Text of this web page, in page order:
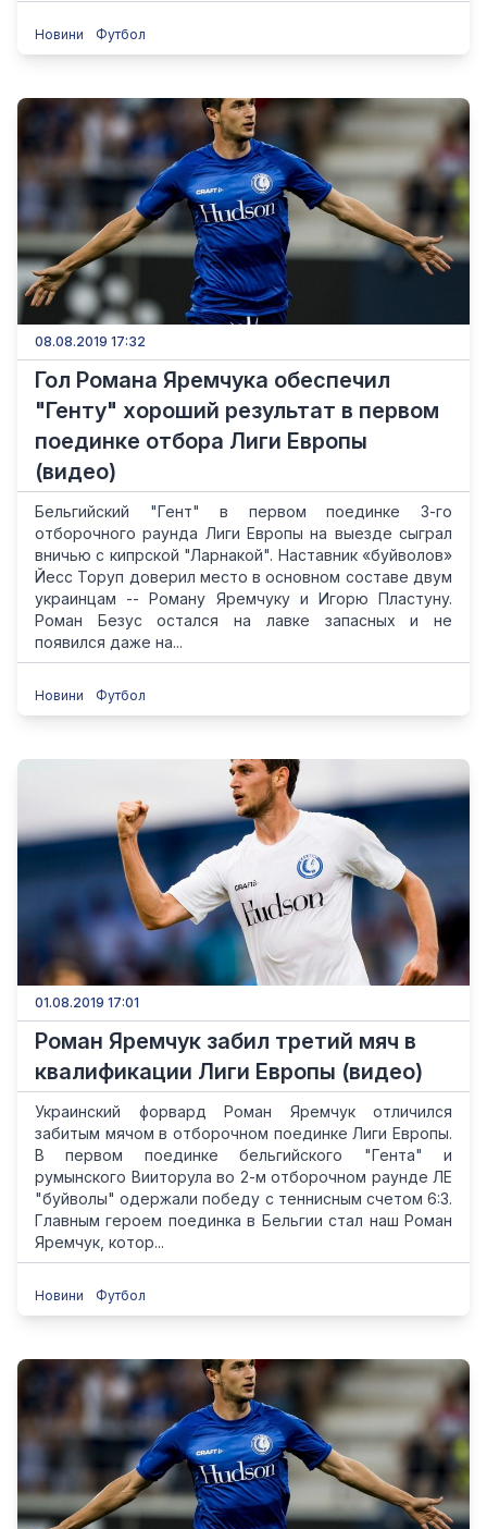
Новини Футбол
08.08.2019 17:32
Гол Романа Яремчука обеспечил
"Генту" хороший результат в первом
поединке отбора Лиги Европы
(видео)
Бельгийский "Гент" в первом поединке 3-го
отборочного раунда Лиги Европы на выезде сыграл
вничью с кипрской "Ларнакой". Наставник «буйволов»
Йесс Торуп доверил место в основном составе двум
украинцам -- Роману Яремчуку и Игорю Пластуну.
Роман Безус остался на лавке запасных и не
появился даже на...
Новини Футбол
01.08.2019 17:01
Роман Яремчук забил третий мяч в
квалификации Лиги Европы (видео)
Украинский форвард Роман Яремчук отличился
забитым мячом в отборочном поединке Лиги Европы.
В первом поединке бельгийского "Гента" и
румынского Вииторула во 2-м отборочном раунде ЛЕ
"буйволы" одержали победу с теннисным счетом 6:3.
Главным героем поединка в Бельгии стал наш Роман
Яремчук, котор...
Новини Футбол